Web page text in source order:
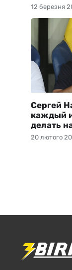
12 березня
20 лютого
Сергей
каждый
делать